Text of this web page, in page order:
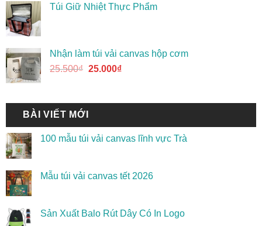
Túi Giữ Nhiệt Thực Phẩm
Nhận làm túi vải canvas hộp cơm
25.500₫ 25.000₫
BÀI VIẾT MỚI
100 mẫu túi vải canvas lĩnh vực Trà
Mẫu túi vải canvas tết 2026
Sản Xuất Balo Rút Dây Có In Logo